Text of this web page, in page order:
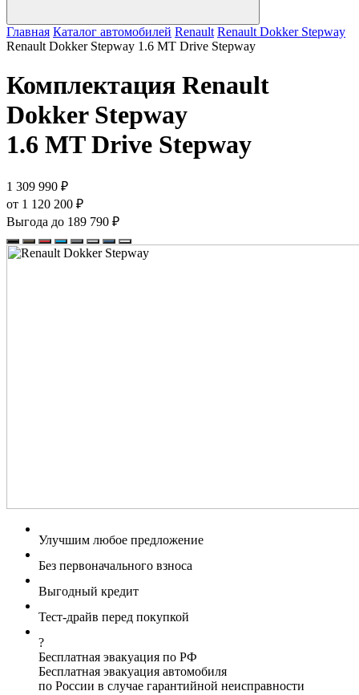
Главная Каталог автомобилей Renault Renault Dokker Stepway
Renault Dokker Stepway 1.6 MT Drive Stepway
Комплектация Renault
Dokker Stepway
1.6 MT Drive Stepway
1 309 990 ₽
от 1 120 200 ₽
Выгода до 189 790 ₽
Улучшим любое предложение
Без первоначального взноса
Выгодный кредит
Тест-драйв перед покупкой
?
Бесплатная эвакуация по РФ
Бесплатная эвакуация автомобиля
по России в случае гарантийной неисправности